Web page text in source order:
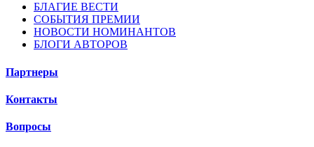
БЛАГИЕ ВЕСТИ
СОБЫТИЯ ПРЕМИИ
НОВОСТИ НОМИНАНТОВ
БЛОГИ АВТОРОВ
Партнеры
Контакты
Вопросы